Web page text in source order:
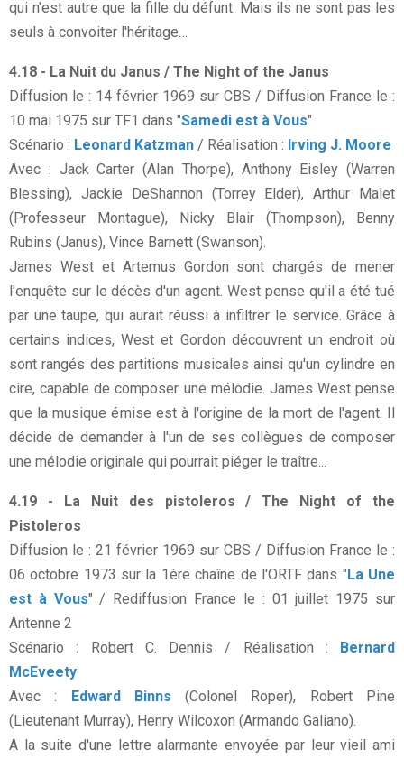
qui n'est autre que la fille du défunt. Mais ils ne sont pas les
seuls à convoiter l'héritage…
4.18 - La Nuit du Janus / The Night of the Janus
Diffusion le : 14 février 1969 sur CBS / Diffusion France le :
10 mai 1975 sur TF1 dans "Samedi est à Vous"
Scénario : Leonard Katzman / Réalisation : Irving J. Moore
Avec : Jack Carter (Alan Thorpe), Anthony Eisley (Warren
Blessing), Jackie DeShannon (Torrey Elder), Arthur Malet
(Professeur Montague), Nicky Blair (Thompson), Benny
Rubins (Janus), Vince Barnett (Swanson).
James West et Artemus Gordon sont chargés de mener
l'enquête sur le décès d'un agent. West pense qu'il a été tué
par une taupe, qui aurait réussi à infiltrer le service. Grâce à
certains indices, West et Gordon découvrent un endroit où
sont rangés des partitions musicales ainsi qu'un cylindre en
cire, capable de composer une mélodie. James West pense
que la musique émise est à l'origine de la mort de l'agent. Il
décide de demander à l'un de ses collègues de composer
une mélodie originale qui pourrait piéger le traître...
4.19 - La Nuit des pistoleros / The Night of the
Pistoleros
Diffusion le : 21 février 1969 sur CBS / Diffusion France le :
06 octobre 1973 sur la 1ère chaîne de l'ORTF dans "La Une
est à Vous" / Rediffusion France le : 01 juillet 1975 sur
Antenne 2
Scénario : Robert C. Dennis / Réalisation : Bernard
McEveety
Avec : Edward Binns (Colonel Roper), Robert Pine
(Lieutenant Murray), Henry Wilcoxon (Armando Galiano).
A la suite d'une lettre alarmante envoyée par leur vieil ami